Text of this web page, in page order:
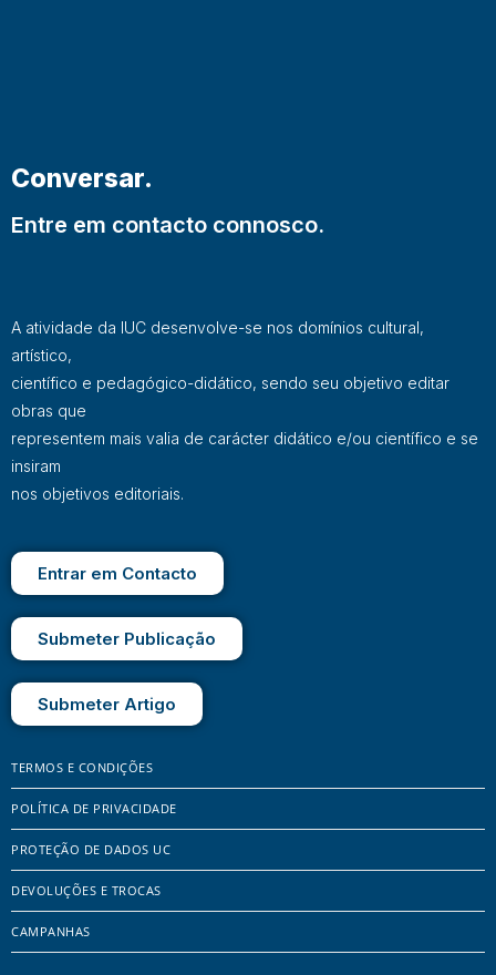
Conversar.
Entre em contacto connosco.
A atividade da IUC desenvolve-se nos domínios cultural,
artístico,
científico e pedagógico-didático, sendo seu objetivo editar
obras que
representem mais valia de carácter didático e/ou científico e se
insiram
nos objetivos editoriais.
Entrar em Contacto
Submeter Publicação
Submeter Artigo
TERMOS E CONDIÇÕES
POLÍTICA DE PRIVACIDADE
PROTEÇÃO DE DADOS UC
DEVOLUÇÕES E TROCAS
CAMPANHAS